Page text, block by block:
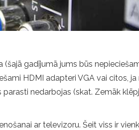
gadījumā jums būs
HDMI adapteri VGA vai citos,
nedarbojas (skat. Zemāk
ar televizoru. Šeit viss ir